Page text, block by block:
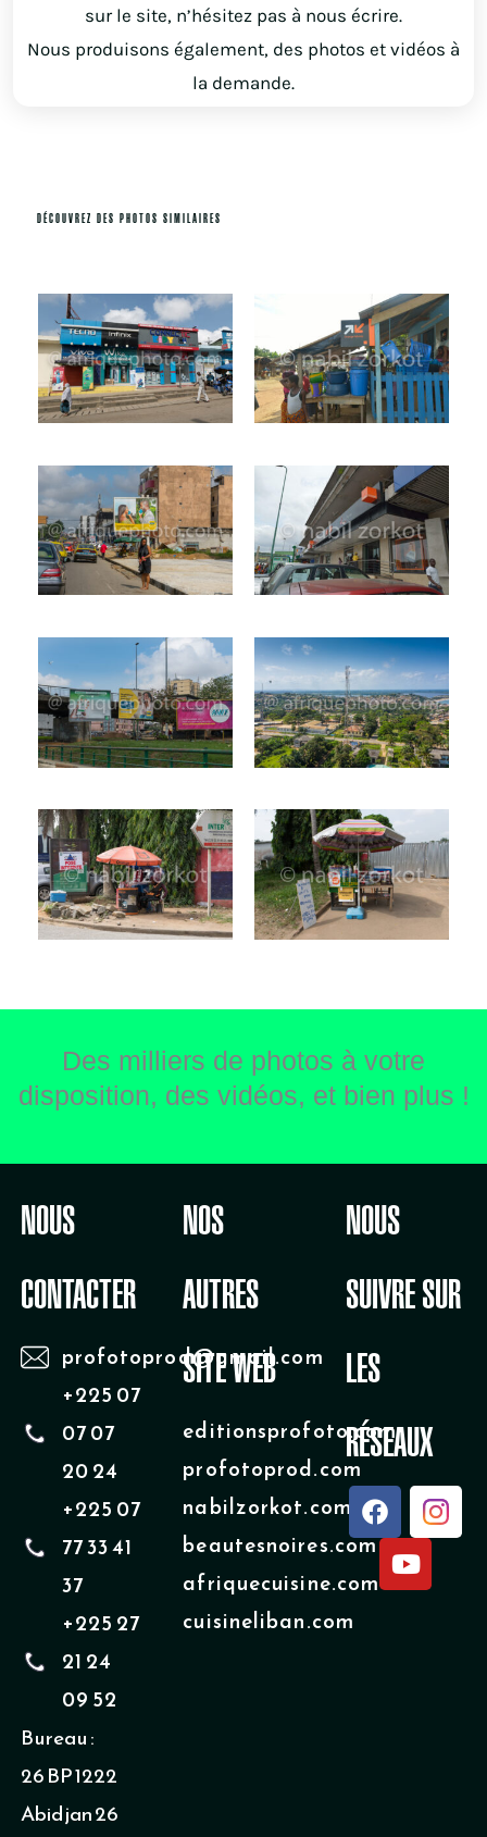
sur le site, n’hésitez pas à nous écrire.
Nous produisons également, des photos et vidéos à
la demande.
DÉCOUVREZ DES PHOTOS SIMILAIRES
Des milliers de photos à votre
disposition, des vidéos, et bien plus !
NOUS
CONTACTER
profotoprod@gmail.com
+225 07
07 07
20 24
+225 07
77 33 41
37
+225 27
21 24
09 52
Bureau :
26 BP 1222
Abidjan 26
NOS
AUTRES
SITE WEB
editionsprofoto.com
profotoprod.com
nabilzorkot.com
beautesnoires.com
afriquecuisine.com
cuisineliban.com
NOUS
SUIVRE SUR
LES
RÉSEAUX
F
a
c
e
Y
u
t